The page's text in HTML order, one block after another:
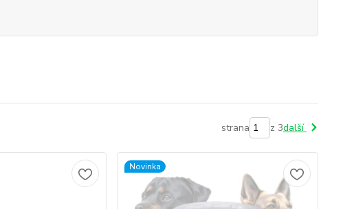
strana z 3další
Novinka